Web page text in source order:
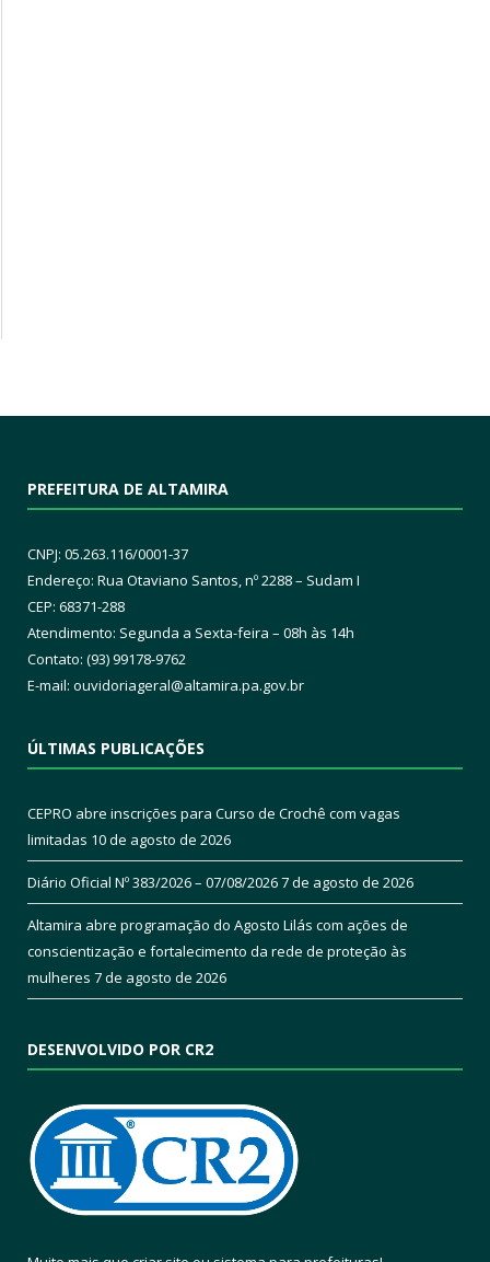
PREFEITURA DE ALTAMIRA
CNPJ: 05.263.116/0001-37
Endereço: Rua Otaviano Santos, nº 2288 – Sudam I
CEP: 68371-288
Atendimento: Segunda a Sexta-feira – 08h às 14h
Contato: (93) 99178-9762
E-mail: ouvidoriageral@altamira.pa.gov.br
ÚLTIMAS PUBLICAÇÕES
CEPRO abre inscrições para Curso de Crochê com vagas
limitadas 10 de agosto de 2026
Diário Oficial Nº 383/2026 – 07/08/20267 de agosto de 2026
Altamira abre programação do Agosto Lilás com ações de
conscientização e fortalecimento da rede de proteção às
mulheres 7 de agosto de 2026
DESENVOLVIDO POR CR2